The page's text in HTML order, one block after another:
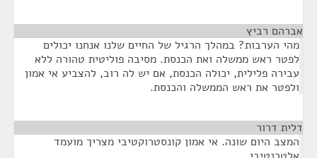
אברהם רביץ
מהי הערבות? במהלך הרגיל של החיים שלנו אנחנו יכולים
לפטר ראש ממשלה ואת הכנסת. מסיבה פוליטית טהורה ללא
עבירה פלילית, יכולה הכנסת, אם יש לה רוב, להצביע אי אמון
ולפטר את ראש הממשלה והכנסת.
דלית דרור
המצב היום שונה. אי אמון קונסטרוקטיבי מצריך מועמד